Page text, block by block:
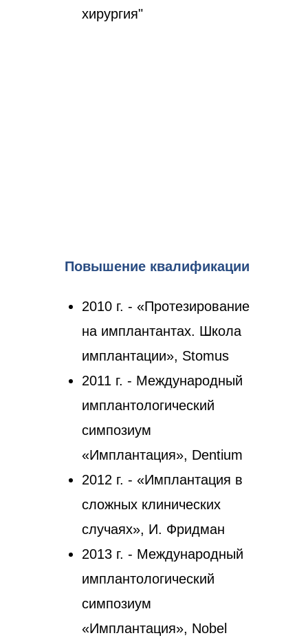
хирургия"
2010 г. - «Протезирование
на имплантантах. Школа
имплантации», Stomus
2011 г. - Международный
имплантологический
симпозиум
«Имплантация», Dentium
2012 г. - «Имплантация в
сложных клинических
случаях», И. Фридман
2013 г. - Международный
имплантологический
симпозиум
«Имплантация», Nobel
Повышение квалификации